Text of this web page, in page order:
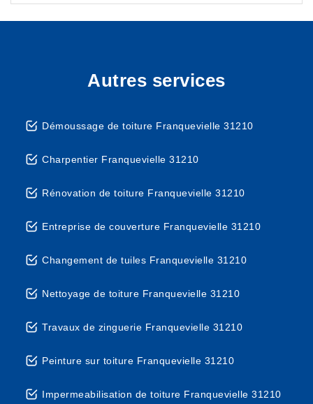
Autres services
Démoussage de toiture Franquevielle 31210
Charpentier Franquevielle 31210
Rénovation de toiture Franquevielle 31210
Entreprise de couverture Franquevielle 31210
Changement de tuiles Franquevielle 31210
Nettoyage de toiture Franquevielle 31210
Travaux de zinguerie Franquevielle 31210
Peinture sur toiture Franquevielle 31210
Impermeabilisation de toiture Franquevielle 31210